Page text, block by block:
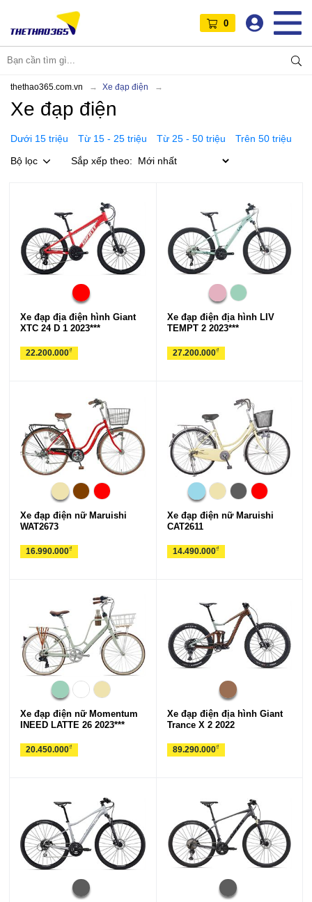
0
thethao365.com.vn Xe đạp điện
Xe đạp điện
Dưới 15 triệu Từ 15 - 25 triệu Từ 25 - 50 triệu
Trên 50 triệu
Bộ lọc
Sắp xếp theo:
Xe đạp địa điện hình Giant
XTC 24 D 1 2023***
22.200.000₫
Xe đạp điện địa hình LIV
TEMPT 2 2023***
27.200.000₫
Xe đạp điện nữ Maruishi
WAT2673
16.990.000₫
Xe đạp điện nữ Maruishi
CAT2611
14.490.000₫
Xe đạp điện nữ Momentum
INEED LATTE 26 2023***
20.450.000₫
Xe đạp điện địa hình Giant
Trance X 2 2022
89.290.000₫